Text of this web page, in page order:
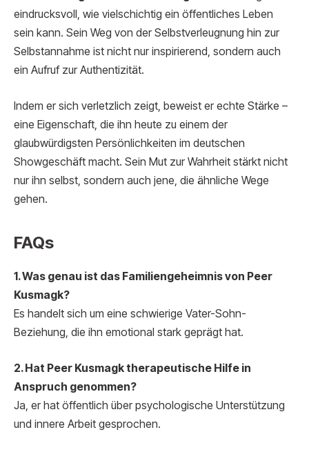
eindrucksvoll, wie vielschichtig ein öffentliches Leben
sein kann. Sein Weg von der Selbstverleugnung hin zur
Selbstannahme ist nicht nur inspirierend, sondern auch
ein Aufruf zur Authentizität.
Indem er sich verletzlich zeigt, beweist er echte Stärke –
eine Eigenschaft, die ihn heute zu einem der
glaubwürdigsten Persönlichkeiten im deutschen
Showgeschäft macht. Sein Mut zur Wahrheit stärkt nicht
nur ihn selbst, sondern auch jene, die ähnliche Wege
gehen.
FAQs
1. Was genau ist das Familiengeheimnis von Peer
Kusmagk?
Es handelt sich um eine schwierige Vater-Sohn-
Beziehung, die ihn emotional stark geprägt hat.
2. Hat Peer Kusmagk therapeutische Hilfe in
Anspruch genommen?
Ja, er hat öffentlich über psychologische Unterstützung
und innere Arbeit gesprochen.